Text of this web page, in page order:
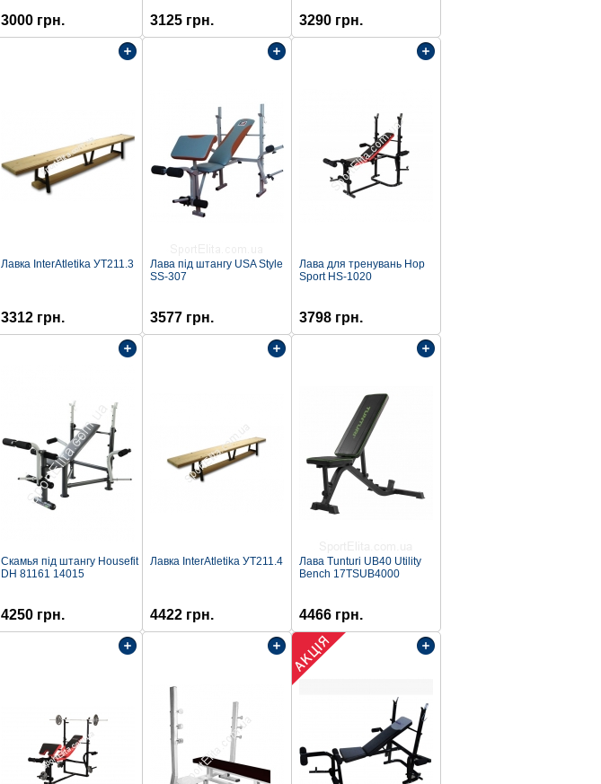
3000 грн. 3125 грн. 3290 грн.
Лавка InterAtletika УТ211.3
3312 грн.
Лава під штангу USA Style
SS-307
3577 грн.
Лава для тренувань Hop
Sport HS-1020
3798 грн.
Cкамья під штангу Housefit
DH 81161 14015
4250 грн.
Лавка InterAtletika УТ211.4
4422 грн.
Лава Tunturi UB40 Utility
Bench 17TSUB4000
4466 грн.